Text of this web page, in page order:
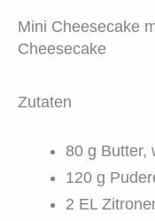
Mini Cheesecake
Cheesecake
Zutaten
80 g Butter,
120 g
2 EL